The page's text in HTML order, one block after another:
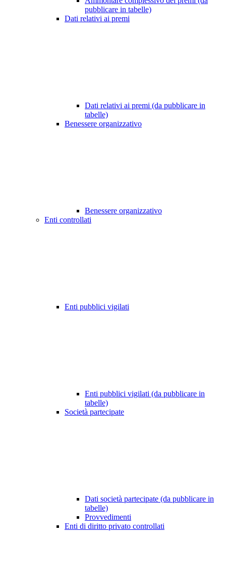
pubblicare in tabelle)
Dati relativi ai premi
Dati relativi ai premi (da pubblicare in
tabelle)
Benessere organizzativo
Benessere organizzativo
Enti controllati
Enti pubblici vigilati
Enti pubblici vigilati (da pubblicare in
tabelle)
Società partecipate
Dati società partecipate (da pubblicare in
tabelle)
Provvedimenti
Enti di diritto privato controllati